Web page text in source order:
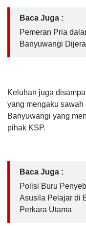
Baca Juga :
Pemeran Pria
Banyuwangi
Keluhan juga
yang mengaku
Banyuwangi yang
pihak KSP.
Baca Juga :
Polisi Buru
Asusila Pelajar di
Perkara Utama